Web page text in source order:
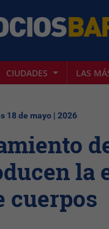
CIUDADES LAS
18 de mayo | 2026
la
cuerpos